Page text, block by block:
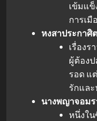
เข้มแข็
การเมื
หงสาประกาศิ
เรื่องร
ผู้ต้องป
รอด แ
รักแล
นางพญาจอมร
หนึ่งใน